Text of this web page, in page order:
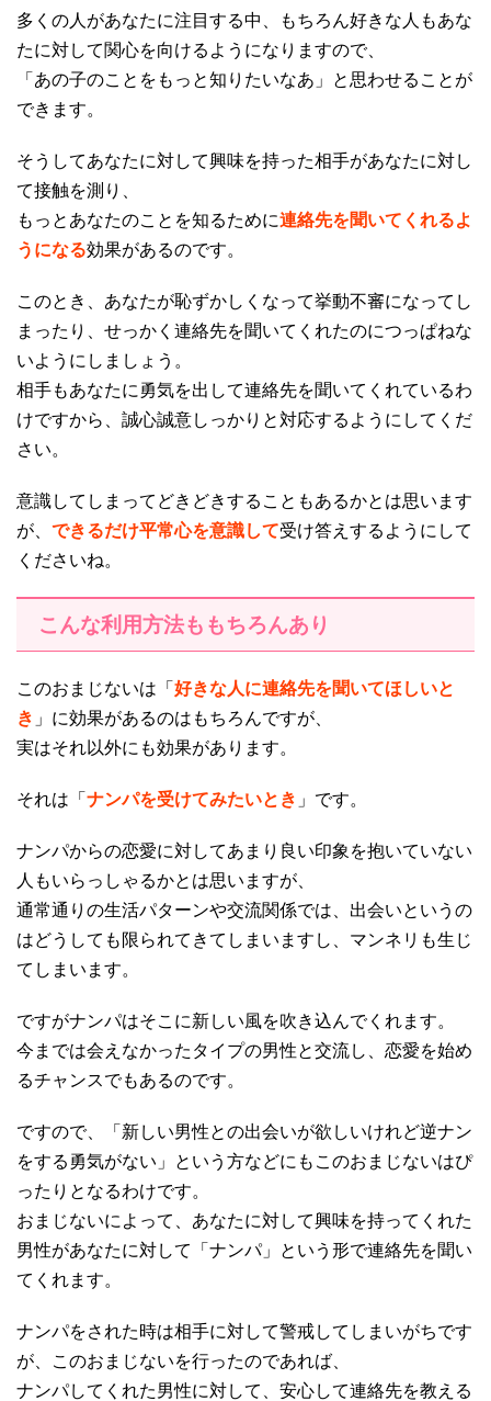
多くの人があなたに注目する中、もちろん好きな人もあな
たに対して関心を向けるようになりますので、
「あの子のことをもっと知りたいなあ」と思わせることが
できます。
そうしてあなたに対して興味を持った相手があなたに対し
て接触を測り、
もっとあなたのことを知るために連絡先を聞いてくれるよ
うになる効果があるのです。
このとき、あなたが恥ずかしくなって挙動不審になってし
まったり、せっかく連絡先を聞いてくれたのにつっぱねな
いようにしましょう。
相手もあなたに勇気を出して連絡先を聞いてくれているわ
けですから、誠心誠意しっかりと対応するようにしてくだ
さい。
意識してしまってどきどきすることもあるかとは思います
が、 できるだけ平常心を意識して受け答えするようにして
くださいね。
こんな利用方法ももちろんあり
このおまじないは「 好きな人に連絡先を聞いてほしいと
き 」に効果があるのはもちろんですが、
実はそれ以外にも効果があります。
それは「 ナンパを受けてみたいとき 」です。
ナンパからの恋愛に対してあまり良い印象を抱いていない
人もいらっしゃるかとは思いますが、
通常通りの生活パターンや交流関係では、出会いというの
はどうしても限られてきてしまいますし、マンネリも生じ
てしまいます。
ですがナンパはそこに新しい風を吹き込んでくれます。
今までは会えなかったタイプの男性と交流し、恋愛を始め
るチャンスでもあるのです。
ですので、「新しい男性との出会いが欲しいけれど逆ナン
をする勇気がない」という方などにもこのおまじないはぴ
ったりとなるわけです。
おまじないによって、あなたに対して興味を持ってくれた
男性があなたに対して「ナンパ」という形で連絡先を聞い
てくれます。
ナンパをされた時は相手に対して警戒してしまいがちです
が、このおまじないを行ったのであれば、
ナンパしてくれた男性に対して、安心して連絡先を教える